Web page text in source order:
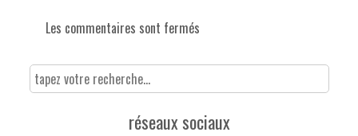
Les commentaires sont fermés
réseaux sociaux